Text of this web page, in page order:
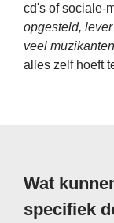
cd's of sociale-
opgesteld,
veel muzikanten
alles zelf hoeft
Wat
specifiek